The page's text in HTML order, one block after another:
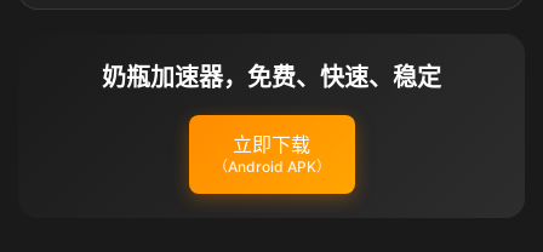
奶瓶加速器，免费、快速、稳定
立即下载
（Android APK）